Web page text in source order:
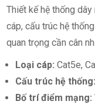
Thiết kế hệ thống
cáp, cấu trúc hệ
quan trọng cần cân
Loại cáp: Cat5e,
Cấu trúc hệ thống:
Bố trí điểm mạng: